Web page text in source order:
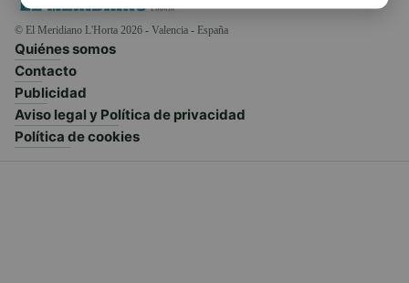
© El Meridiano L'Horta 2026 - Valencia - España
Quiénes somos
Contacto
Publicidad
Aviso legal y Política de privacidad
Política de cookies